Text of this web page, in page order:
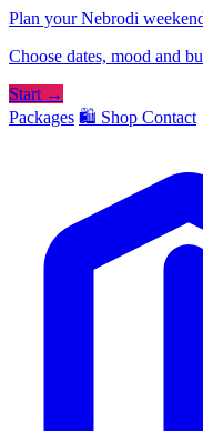
Plan your Nebrodi
Choose dates, mood and
Start →
Packages 🛍️ Shop Contact